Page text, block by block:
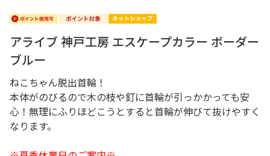
アライブ 神戸工房 エスケープカラー ボーダー
ブルー
ねこちゃん脱出首輪！
本体がのびるので木の枝や釘に首輪が引っかかっても安
心！無理にふりほどこうとすると首輪が伸びて抜けやすく
なります。